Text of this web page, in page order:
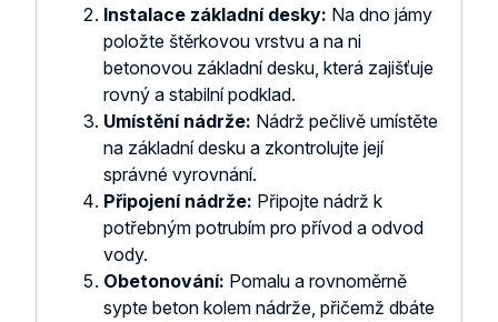
Instalace základní desky: Na dno jámy
položte štěrkovou vrstvu a na ni
betonovou základní desku, která zajišťuje
rovný a stabilní podklad.
Umístění nádrže: Nádrž pečlivě umístěte
na základní desku a zkontrolujte její
správné vyrovnání.
Připojení nádrže: Připojte nádrž k
potřebným potrubím pro přívod a odvod
vody.
Obetonování: Pomalu a rovnoměrně
sypte beton kolem nádrže, přičemž dbáte